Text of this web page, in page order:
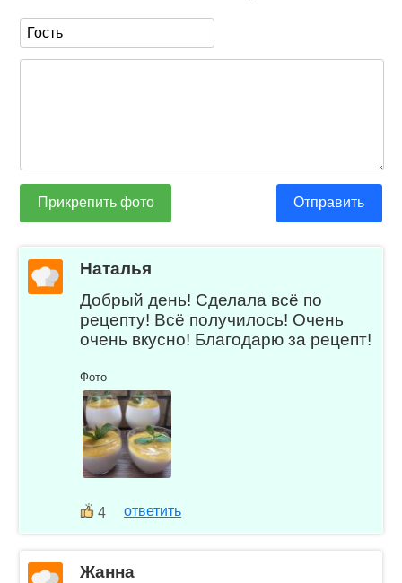
Прикрепить фото Отправить
Наталья
Добрый день! Сделала всё по
рецепту! Всё получилось! Очень
очень вкусно! Благодарю за рецепт!
Фото
4 ответить
Жанна